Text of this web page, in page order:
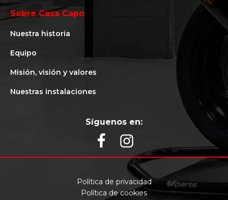
Sobre Casa Capo
Nuestra historia
Equipo
Misión, visión y valores
Nuestras instalaciones
Síguenos en:
Política de privacidad
Política de cookies